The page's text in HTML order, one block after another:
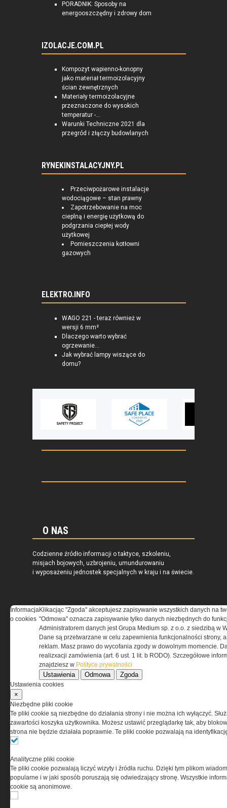
PORADNIK: Sposoby na
energooszczędny i zdrowy dom
IZOLACJE.COM.PL
Kompozyt wapienno-konopny
jako materiał termoizolacyjny
ścian zewnętrznych
Materiały termoizolacyjne
przeznaczone do wysokich
temperatur -...
Warunki Techniczne 2021 dla
przegród i złączy budowlanych
RYNEKINSTALACYJNY.PL
Przeciwpożarowe instalacje
wodociągowe – stan prawny
Zapotrzebowanie na moc
cieplną i energię użytkową do
podgrzania ciepłej wody
użytkowej
Pomieszczenia kotłowni
gazowych
ELEKTRO.INFO
WAGO 221 - teraz również w
wersji 6 mm²
Dlaczego warto wybrać
ogrzewanie...
Jak wybrać lampy wiszące do
domu?
O NAS
Codzienne źródło informacji o taktyce, szkoleniu,
misjach bojowych, uzbrojeniu, umundurowaniu
i wyposażeniu jednostek specjalnych w kraju i na świecie.
REGULAMIN
Regulamin określa zasady korzystania z portalu
www.special-ops.pl
Korzystanie z portalu jest równoznaczne
przez Grupa MEDIUM Spółka z ograniczoną
odpowiedzialnością Spółka komandytowa, nr KRS:
0000537655, NIP 1132860378, REGON 146393437
(zwana dalej Grupa MEDIUM) w postaci Regulaminu.
Informacja
o cookies
Klikacjąc "Zgoda" akceptujesz zapisywanie wszystkich danych na
"Odmowa" oznacza zapisywanie tylko danych niezbędnych do
Administratorem danych jest Grupa Medium sp. z o.o. z siedzibą w
Dane są przetwarzane w celu zapewnienia funkcjonalności strony,
reklam. Masz prawo do wycofania zgody w dowolnym momencie.
realizxacji zamówienia (art. 6 ust. 1 lit. b RODO). Szczegółowe
znajdziesz w Polityce prywatności
Ustawienia Odmowa Zgoda
Ustawienia cookies
×
Niezbędne pliki cookie
Te pliki cookie są niezbędne do działania strony i nie można ich wyłączyć.
zawartości koszyka użytkownika. Możesz ustawić przeglądarkę tak, aby
strona nie będzie działała poprawnie. Te pliki cookie pozwalają na
Analityczne pliki cookie
Te pliki cookie pozwalają liczyć wizyty i źródła ruchu. Dzięki tym plikom
popularne i w jaki sposób poruszają się odwiedzający stronę. Wszystkie
cookie są anonimowe.